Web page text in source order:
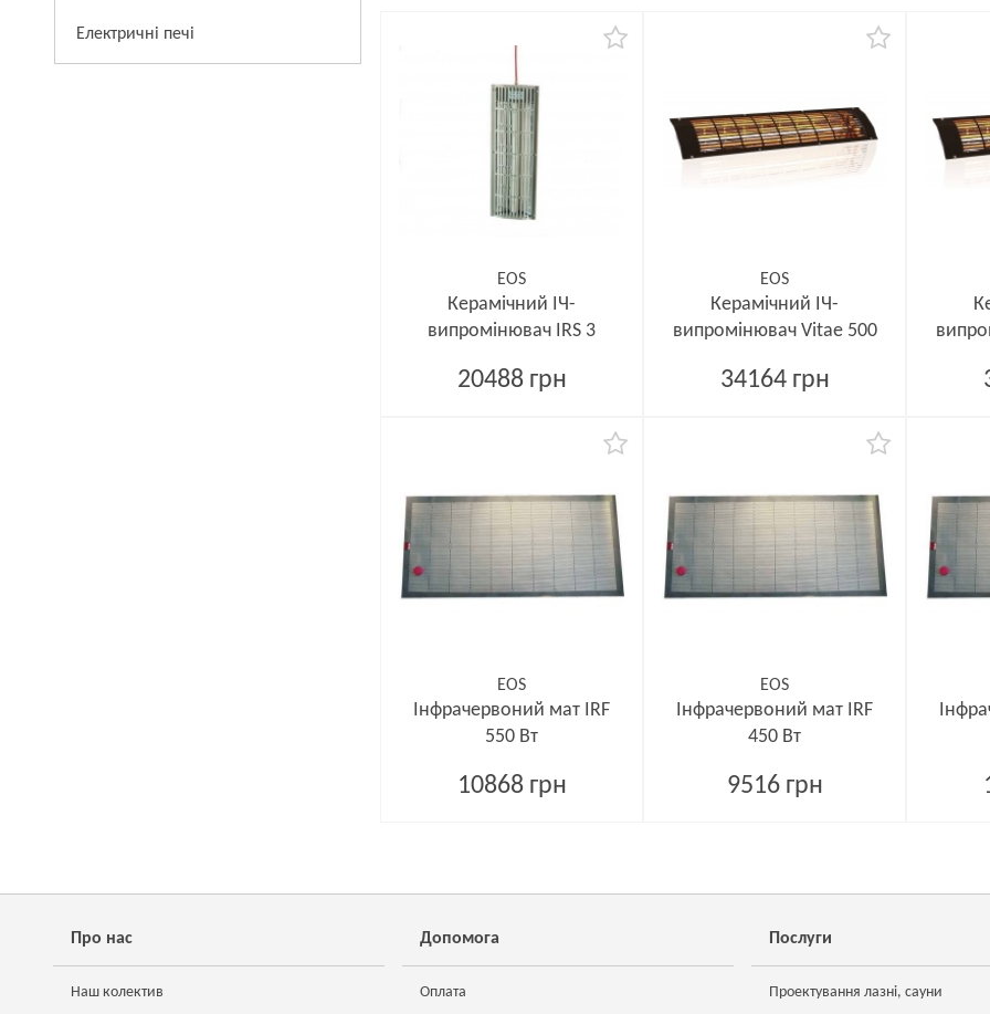
Електричні печі
EOS
Керамічний ІЧ-
випромінювач IRS 3
20488 грн
EOS
Керамічний ІЧ-
випромінювач Vitae 500
34164 грн
EOS
Інфрачервоний мат IRF
550 Вт
10868 грн
EOS
Інфрачервоний мат IRF
450 Вт
9516 грн
Про нас
Наш колектив
Допомога
Оплата
Послуги
Проектування лазні, сауни